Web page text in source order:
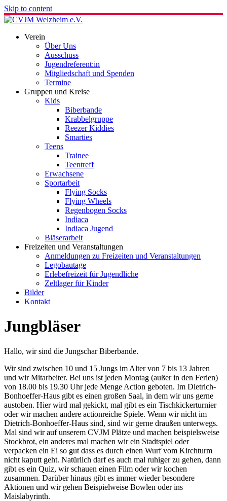
Skip to content
Verein
Über Uns
Ausschuss
Jugendreferent:in
Mitgliedschaft und Spenden
Termine
Gruppen und Kreise
Kids
Biberbande
Krabbelgruppe
Reezer Kiddies
Smarties
Teens
Trainee
Teentreff
Erwachsene
Sportarbeit
Flying Socks
Flying Wheels
Regenbogen Socks
Indiaca
Indiaca Jugend
Bläserarbeit
Freizeiten und Veranstaltungen
Anmeldungen zu Freizeiten und Veranstaltungen
Legobautage
Erlebefreizeit für Jugendliche
Zeltlager für Kinder
Bilder
Kontakt
Jungbläser
Hallo, wir sind die Jungschar Biberbande.
Wir sind zwischen 10 und 15 Jungs im Alter von 7 bis 13 Jahren
und wir Mitarbeiter. Bei uns ist jeden Montag (außer in den Ferien)
von 18.00 bis 19.30 Uhr jede Menge Action geboten. Im Dietrich-
Bonhoeffer-Haus gibt es einen großen Saal, in dem wir uns gerne
austoben. Hier wird mal gekickt, mal gibt es ein Tischkickerturnier
oder wir machen andere actionreiche Spiele. Wenn wir nicht im
Dietrich-Bonhoeffer-Haus sind, sind wir gerne draußen unterwegs.
Mal sind wir auf unserem CVJM Plätze und machen beispielsweise
Stockbrot, ein anderes mal machen wir ein Stadtspiel oder
verpacken ein Ei so gut dass es durch einen Wurf vom Kirchturm
nicht kaputt geht. Natürlich darf es auch mal ruhiger zu gehen, dann
gibt es ein Quiz, wir schauen einen Film oder wir kochen
zusammen. Darüber hinaus gibt es immer wieder besondere
Aktionen und wir gehen Beispielweise Bowlen oder ins
Maislabyrinth.